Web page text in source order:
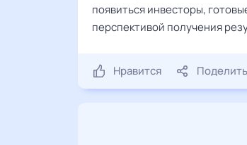
появиться инвесторы,
перспективой получения
Нравится